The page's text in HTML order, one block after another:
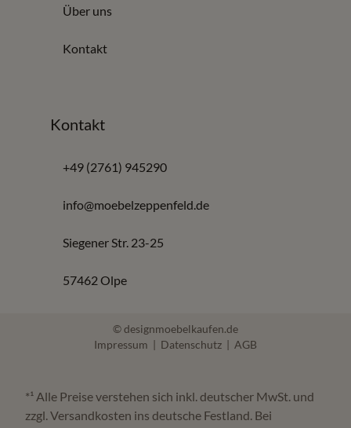
Über uns
Kontakt
Kontakt
+49 (2761) 945290
info@moebelzeppenfeld.de
Siegener Str. 23-25
57462 Olpe
© designmoebelkaufen.de
Impressum | Datenschutz | AGB
*¹ Alle Preise verstehen sich inkl. deutscher MwSt. und
zzgl. Versandkosten ins deutsche Festland. Bei